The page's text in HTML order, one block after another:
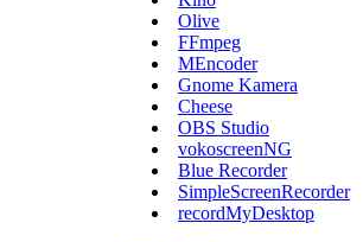
Olive
FFmpeg
MEncoder
Gnome Kamera
Cheese
OBS Studio
vokoscreenNG
Blue Recorder
SimpleScreenRecorder
recordMyDesktop